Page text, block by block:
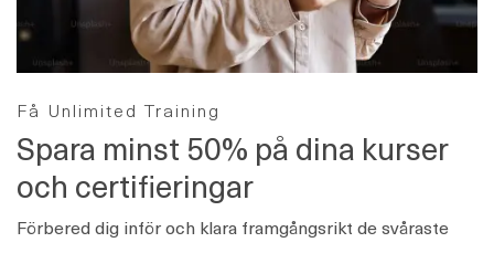
Få Unlimited Training
Spara minst 50% på dina kurser
och certifieringar
Förbered dig inför och klara framgångsrikt de svåraste